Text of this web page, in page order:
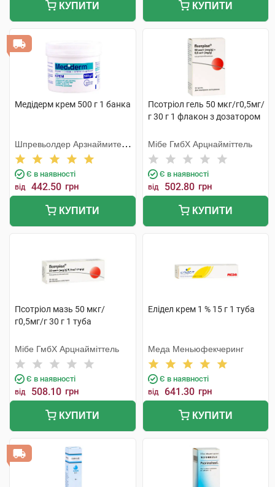
КУПИТИ КУПИТИ
Медідерм крем 500 г 1 банка
Шпревьолдер Арзнаймитель
Гмбх
Є в наявності
від 442.50 грн
КУПИТИ
Псотріол гель 50 мкг/г0,5мг/
г 30 г 1 флакон з дозатором
Мібе ГмбХ Арцнайміттель
Є в наявності
від 502.80 грн
КУПИТИ
Псотріол мазь 50 мкг/
г0,5мг/г 30 г 1 туба
Мібе ГмбХ Арцнайміттель
Є в наявності
від 508.10 грн
КУПИТИ
Елідел крем 1 % 15 г 1 туба
Меда Меньюфекчеринг
Є в наявності
від 641.30 грн
КУПИТИ